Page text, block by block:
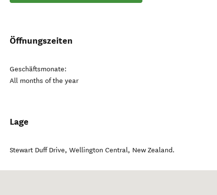
Öffnungszeiten
Geschäftsmonate:
All months of the year
Lage
Stewart Duff Drive, Wellington Central, New Zealand.